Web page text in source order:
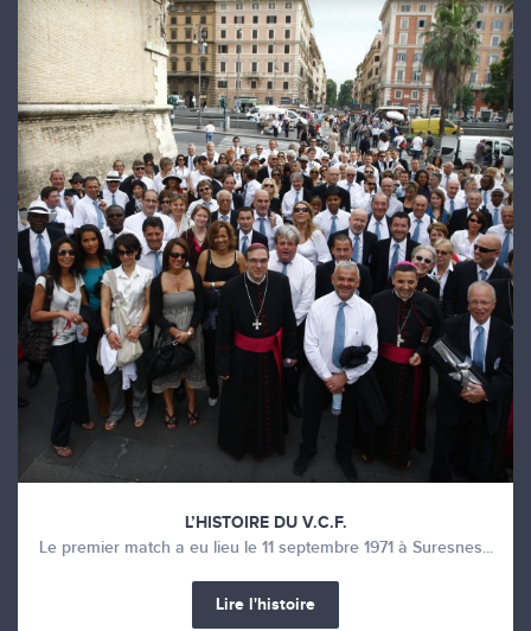
L’HISTOIRE DU V.C.F.
Le premier match a eu lieu le 11 septembre 1971 à Suresnes...
Lire l'histoire